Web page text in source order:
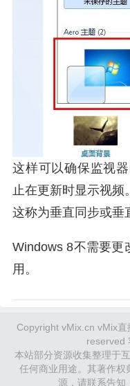
这样可以确保监视
止在更新时显示视频。
这称为垂直同步或垂
Windows 8不需要更
用。
Copyright vMix.cn vMix
reserved
本站部分资源收集整理于
任何商业用途。其著作
源，请联系告知